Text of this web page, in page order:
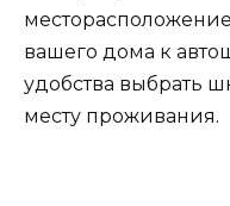
вашего дома к
удобства выбрать
месту проживания.